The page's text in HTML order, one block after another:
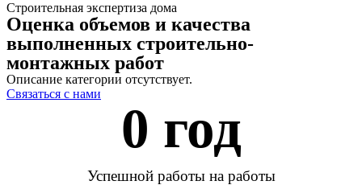
Строительная экспертиза дома
Оценка объемов и качества
выполненных строительно-
монтажных работ
Описание категории отсутствует.
Связаться с нами
0 год
Успешной работы на работы